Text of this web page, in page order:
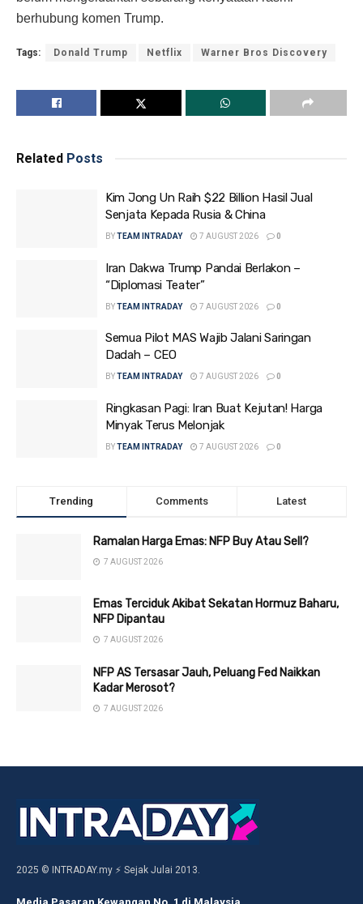
berhubung komen Trump.
Tags: Donald Trump Netflix Warner Bros Discovery
Related Posts
Kim Jong Un Raih $22 Billion Hasil Jual
Senjata Kepada Rusia & China
BYTEAM INTRADAY 7 AUGUST 2026 0
Iran Dakwa Trump Pandai Berlakon –
“Diplomasi Teater”
BYTEAM INTRADAY 7 AUGUST 2026 0
Semua Pilot MAS Wajib Jalani Saringan
Dadah – CEO
BYTEAM INTRADAY 7 AUGUST 2026 0
Ringkasan Pagi: Iran Buat Kejutan! Harga
Minyak Terus Melonjak
BYTEAM INTRADAY 7 AUGUST 2026 0
Trending Comments Latest
Ramalan Harga Emas: NFP Buy Atau Sell?
7 AUGUST 2026
Emas Terciduk Akibat Sekatan Hormuz Baharu,
NFP Dipantau
7 AUGUST 2026
NFP AS Tersasar Jauh, Peluang Fed Naikkan
Kadar Merosot?
7 AUGUST 2026
2025 © INTRADAY.my ⚡ Sejak Julai 2013.